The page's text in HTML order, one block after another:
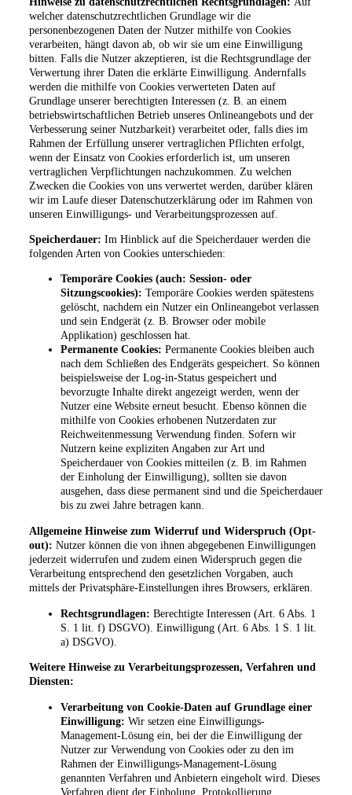
welcher datenschutzrechtlichen Grundlage wir die
personenbezogenen Daten der Nutzer mithilfe von Cookies
verarbeiten, hängt davon ab, ob wir sie um eine Einwilligung
bitten. Falls die Nutzer akzeptieren, ist die Rechtsgrundlage der
Verwertung ihrer Daten die erklärte Einwilligung. Andernfalls
werden die mithilfe von Cookies verwerteten Daten auf
Grundlage unserer berechtigten Interessen (z. B. an einem
betriebswirtschaftlichen Betrieb unseres Onlineangebots und der
Verbesserung seiner Nutzbarkeit) verarbeitet oder, falls dies im
Rahmen der Erfüllung unserer vertraglichen Pflichten erfolgt,
wenn der Einsatz von Cookies erforderlich ist, um unseren
vertraglichen Verpflichtungen nachzukommen. Zu welchen
Zwecken die Cookies von uns verwertet werden, darüber klären
wir im Laufe dieser Datenschutzerklärung oder im Rahmen von
unseren Einwilligungs- und Verarbeitungsprozessen auf.
Speicherdauer: Im Hinblick auf die Speicherdauer werden die
folgenden Arten von Cookies unterschieden:
Temporäre Cookies (auch: Session- oder
Sitzungscookies): Temporäre Cookies werden spätestens
gelöscht, nachdem ein Nutzer ein Onlineangebot verlassen
und sein Endgerät (z. B. Browser oder mobile
Applikation) geschlossen hat.
Permanente Cookies: Permanente Cookies bleiben auch
nach dem Schließen des Endgeräts gespeichert. So können
beispielsweise der Log-in-Status gespeichert und
bevorzugte Inhalte direkt angezeigt werden, wenn der
Nutzer eine Website erneut besucht. Ebenso können die
mithilfe von Cookies erhobenen Nutzerdaten zur
Reichweitenmessung Verwendung finden. Sofern wir
Nutzern keine expliziten Angaben zur Art und
Speicherdauer von Cookies mitteilen (z. B. im Rahmen
der Einholung der Einwilligung), sollten sie davon
ausgehen, dass diese permanent sind und die Speicherdauer
bis zu zwei Jahre betragen kann.
Allgemeine Hinweise zum Widerruf und Widerspruch (Opt-
out): Nutzer können die von ihnen abgegebenen Einwilligungen
jederzeit widerrufen und zudem einen Widerspruch gegen die
Verarbeitung entsprechend den gesetzlichen Vorgaben, auch
mittels der Privatsphäre-Einstellungen ihres Browsers, erklären.
Rechtsgrundlagen: Berechtigte Interessen (Art. 6 Abs. 1
S. 1 lit. f) DSGVO). Einwilligung (Art. 6 Abs. 1 S. 1 lit.
a) DSGVO).
Weitere Hinweise zu Verarbeitungsprozessen, Verfahren und
Diensten:
Verarbeitung von Cookie-Daten auf Grundlage einer
Einwilligung: Wir setzen eine Einwilligungs-
Management-Lösung ein, bei der die Einwilligung der
Nutzer zur Verwendung von Cookies oder zu den im
Rahmen der Einwilligungs-Management-Lösung
genannten Verfahren und Anbietern eingeholt wird. Dieses
Verfahren dient der Einholung, Protokollierung,